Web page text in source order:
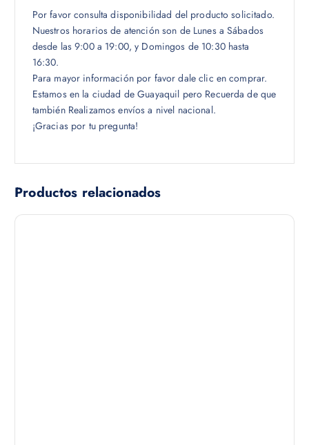
Por favor consulta disponibilidad del producto solicitado.
Nuestros horarios de atención son de Lunes a Sábados
desde las 9:00 a 19:00, y Domingos de 10:30 hasta
16:30.
Para mayor información por favor dale clic en comprar.
Estamos en la ciudad de Guayaquil pero Recuerda de que
también Realizamos envíos a nivel nacional.
¡Gracias por tu pregunta!
Productos relacionados